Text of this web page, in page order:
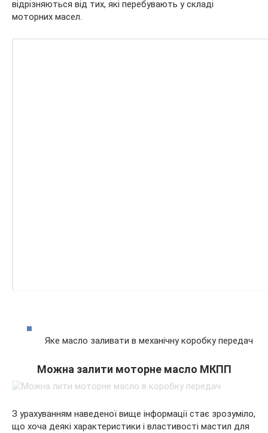
відрізняються від тих, які перебувають у складі
моторних масел.
Яке масло заливати в механічну коробку передач
Можна залити моторне масло МКПП
З урахуванням наведеної вище інформації стає зрозуміло,
що хоча деякі характеристики і властивості мастил для